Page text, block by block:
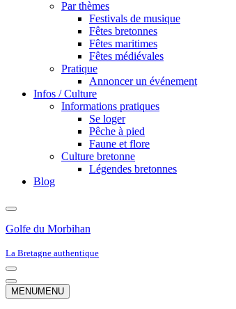
Par thèmes
Festivals de musique
Fêtes bretonnes
Fêtes maritimes
Fêtes médiévales
Pratique
Annoncer un événement
Infos / Culture
Informations pratiques
Se loger
Pêche à pied
Faune et flore
Culture bretonne
Légendes bretonnes
Blog
Golfe du Morbihan
La Bretagne authentique
Menu
de
navigation
Menu
de
MENUMENU